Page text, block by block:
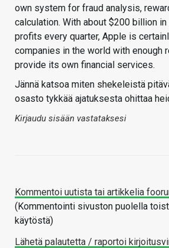
own system for fraud analysis,
calculation. With about $200 billion in
profits every quarter, Apple is
companies in the world with enough
provide its own financial services.
Jännä katsoa miten shekeleistä
osasto tykkää ajatuksesta ohittaa
Kirjaudu sisään vastataksesi
Kommentoi uutista tai artikkelia
(Kommentointi sivuston puolella
käytöstä)
Lähetä palautetta / raportoi